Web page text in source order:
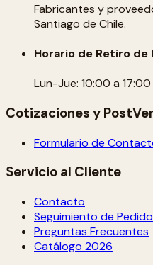
Fabricantes y
Santiago de Chile.
Horario de Retiro de
Lun-Jue: 10:00 a
Cotizaciones y
Formulario de
Servicio al Cliente
Contacto
Seguimiento de
Preguntas Frecuentes
Catálogo 2026